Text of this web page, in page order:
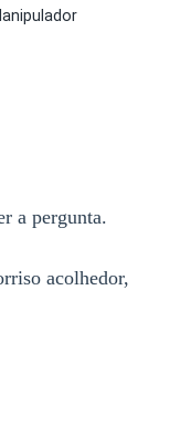
a pergunta.
acolhedor,